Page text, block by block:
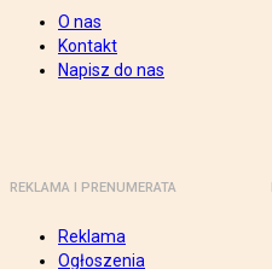
O nas
Kontakt
Napisz do nas
REKLAMA I PRENUMERATA
Reklama
Ogłoszenia